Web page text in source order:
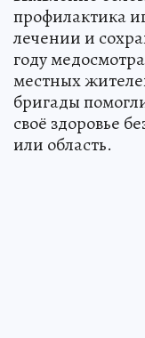
профилактика
лечении и
году
местных
бригады
своё здоровье
или область.